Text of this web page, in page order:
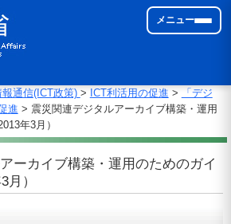
メニュー
報通信(ICT政策) > ICT利活用の促進 >
「デジ
進 > 震災関連デジタルアーカイブ構築・運用
年3月）
ーカイブ構築・運用のためのガイ
月）